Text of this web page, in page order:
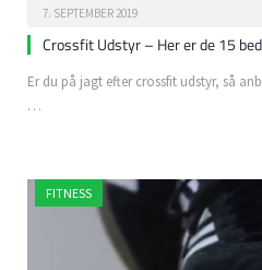
7. SEPTEMBER 2019
Crossfit Udstyr – Her er de 15
Er du på jagt efter crossfit udstyr, så
…
FITNESS